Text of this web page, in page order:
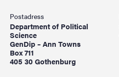
Postadress
Department of Political
Science
GenDip – Ann Towns
Box 711
405 30 Gothenburg